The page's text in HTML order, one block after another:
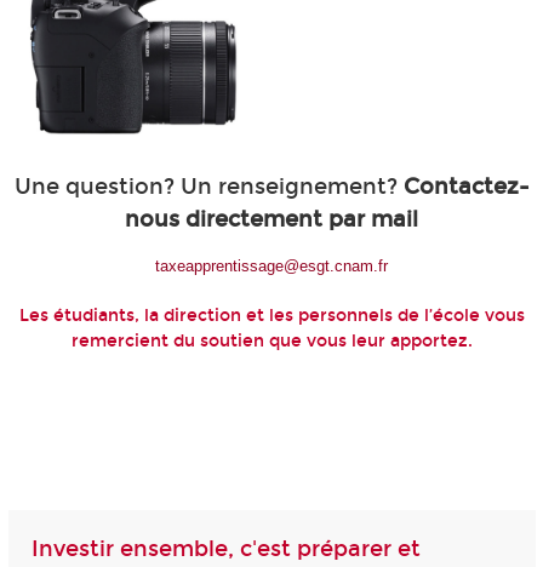
Une question? Un renseignement? Contactez-
nous directement par mail
taxeapprentissage@esgt.cnam.fr
Les étudiants, la direction et les personnels de l’école vous
remercient du soutien que vous leur apportez.
Investir ensemble, c'est préparer et